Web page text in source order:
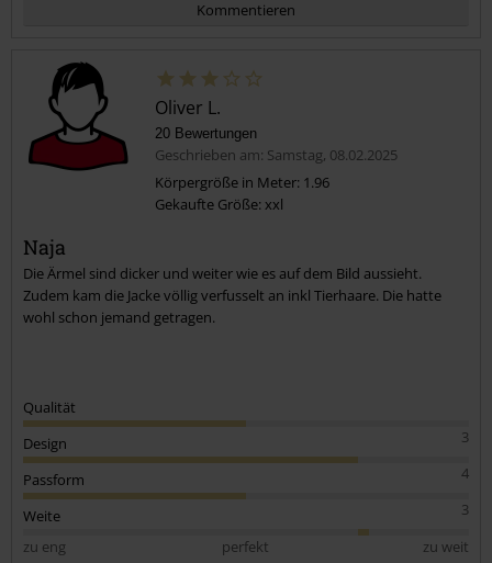
Kommentieren
Kommentar jetzt abschicken!
Oliver L.
20 Bewertungen
Geschrieben am: Samstag, 08.02.2025
Körpergröße in Meter: 1.96
Gekaufte Größe: xxl
Naja
Die Ärmel sind dicker und weiter wie es auf dem Bild aussieht.
Zudem kam die Jacke völlig verfusselt an inkl Tierhaare. Die hatte
wohl schon jemand getragen.
Qualität
3
Design
4
Passform
3
Weite
zu eng
perfekt
zu weit